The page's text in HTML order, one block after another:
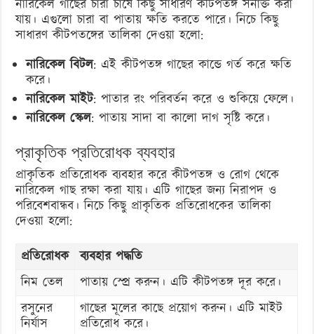
নারিকেল গাছের চারা চাষে কিছু সাধারণ কীটপতঙ্গ সনাক্ত করা
যায়। এগুলো চারা বা পাতায় ক্ষতি করতে পারে। নিচে কিছু
সাধারণ কীটপতঙ্গের তালিকা দেওয়া হলো:
নারিকেল বিটল: এই কীটপতঙ্গ গাছের কান্ডে গর্ত করে ক্ষতি
করে।
নারিকেল মাইট: পাতার রং পরিবর্তন করে ও শুকিয়ে ফেলে।
নারিকেল স্কেল: পাতায় সাদা বা কালো দাগ সৃষ্টি করে।
প্রাকৃতিক প্রতিরোধক ব্যবহার
প্রাকৃতিক প্রতিরোধক ব্যবহার করে কীটপতঙ্গ ও রোগ থেকে
নারিকেল গাছ রক্ষা করা যায়। এটি গাছের জন্য নিরাপদ ও
পরিবেশবান্ধব। নিচে কিছু প্রাকৃতিক প্রতিরোধকের তালিকা
দেওয়া হলো:
প্রতিরোধক
ব্যবহার পদ্ধতি
নিম তেল
পাতায় স্প্রে করুন। এটি কীটপতঙ্গ দূর করে।
রসুনের
নির্যাস
গাছের মূলের কাছে প্রয়োগ করুন। এটি মাইট
প্রতিরোধ করে।